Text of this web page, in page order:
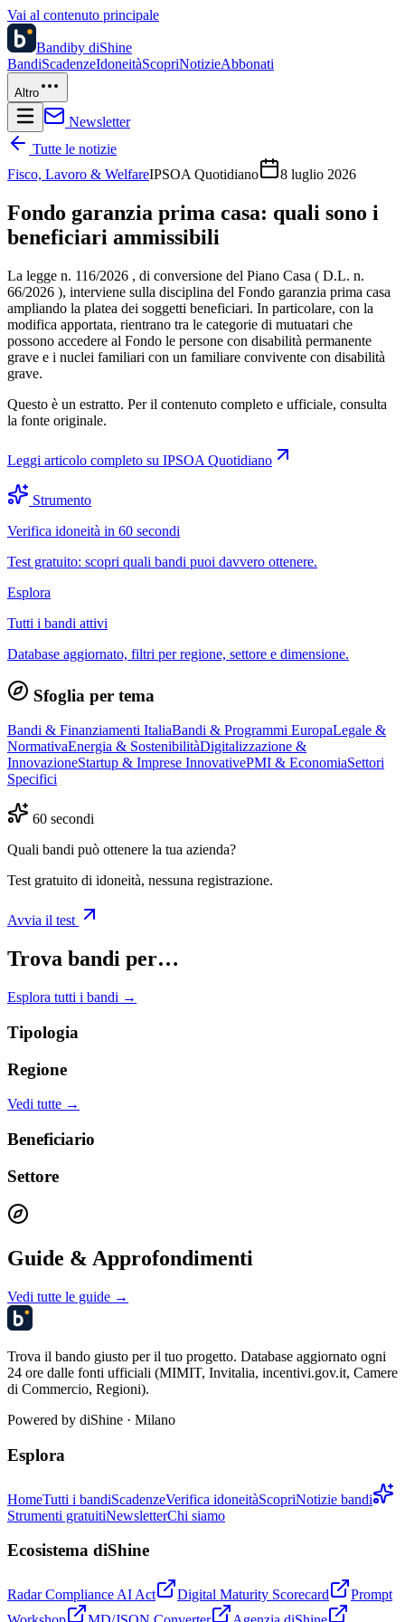
Vai al contenuto principale
Bandiby diShine
BandiScadenzeIdoneitàScopriNotizieAbbonati
Altro
Newsletter
Tutte le notizie
Fisco, Lavoro & WelfareIPSOA Quotidiano 8 luglio 2026
Fondo garanzia prima casa: quali sono i
beneficiari ammissibili
La legge n. 116/2026 , di conversione del Piano Casa ( D.L. n.
66/2026 ), interviene sulla disciplina del Fondo garanzia prima casa
ampliando la platea dei soggetti beneficiari. In particolare, con la
modifica apportata, rientrano tra le categorie di mutuatari che
possono accedere al Fondo le persone con disabilità permanente
grave e i nuclei familiari con un familiare convivente con disabilità
grave.
Questo è un estratto. Per il contenuto completo e ufficiale, consulta
la fonte originale.
Leggi articolo completo su IPSOA Quotidiano
Strumento
Verifica idoneità in 60 secondi
Test gratuito: scopri quali bandi puoi davvero ottenere.
Esplora
Tutti i bandi attivi
Database aggiornato, filtri per regione, settore e dimensione.
Sfoglia per tema
Bandi & Finanziamenti ItaliaBandi & Programmi EuropaLegale &
NormativaEnergia & SostenibilitàDigitalizzazione &
InnovazioneStartup & Imprese InnovativePMI & EconomiaSettori
Specifici
60 secondi
Quali bandi può ottenere la tua azienda?
Test gratuito di idoneità, nessuna registrazione.
Avvia il test
Trova bandi per…
Esplora tutti i bandi →
Tipologia
Regione
Vedi tutte →
Beneficiario
Settore
Guide & Approfondimenti
Vedi tutte le guide →
Trova il bando giusto per il tuo progetto. Database aggiornato ogni
24 ore dalle fonti ufficiali (MIMIT, Invitalia, incentivi.gov.it, Camere
di Commercio, Regioni).
Powered by diShine · Milano
Esplora
HomeTutti i bandiScadenzeVerifica idoneitàScopriNotizie bandi
Strumenti gratuitiNewsletterChi siamo
Ecosistema diShine
Radar Compliance AI Act Digital Maturity Scorecard
Prompt